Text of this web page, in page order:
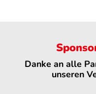
Danke an alle
unseren